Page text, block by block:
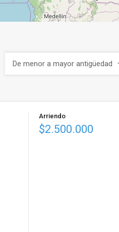
De menor a mayor antigüedad
Arriendo
$2.500.000